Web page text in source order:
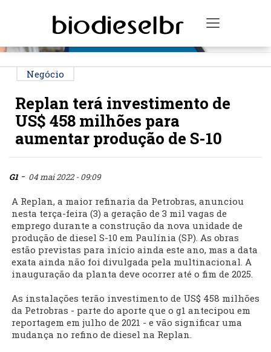
Toggle
Negócio
Replan terá investimento de
US$ 458 milhões para
aumentar produção de S-10
G1 - 04 mai 2022 - 09:09
A Replan, a maior refinaria da Petrobras, anunciou
nesta terça-feira (3) a geração de 3 mil vagas de
emprego durante a construção da nova unidade de
produção de diesel S-10 em Paulínia (SP). As obras
estão previstas para início ainda este ano, mas a data
exata ainda não foi divulgada pela multinacional. A
inauguração da planta deve ocorrer até o fim de 2025.
As instalações terão investimento de US$ 458 milhões
da Petrobras - parte do aporte que o g1 antecipou em
reportagem em julho de 2021 - e vão significar uma
mudança no refino de diesel na Replan.